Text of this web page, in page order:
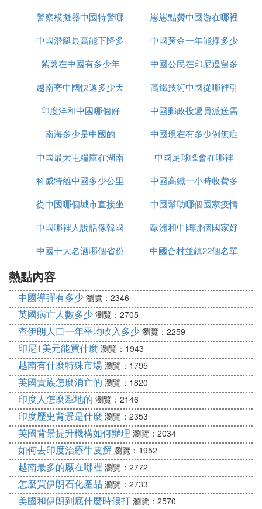
疫效率；四是綜合集成交叉技術，加大基礎設施投資
建設力度，保障了抗疫的應急之需；五是發達的交通
網路體系，為抗疫勝利提供了強有力的交通運輸保
障，全國大量的抗疫和民生保障物資快速運達疫區，
保障了抗疫物資和重要民生商品供應，穩定了社會秩
極配合並遵守政府制定的各種防疫措施，提高了抗疫
效率，降低了各種治理成本。在疫情最嚴重的時期，
廣大醫務人員不顧個人安危，英勇奮戰，體現了醫者
仁心的崇高精神。
第六，守望相助，國際合作。基於人類命運共同體的
理念，中國在取得國內抗擊新冠肺炎疫情階段性勝利
日，中國已同153個國家舉行83場衛生專家視頻會
議，中國政府和民間已經或正在向140多個國家和國
際組織提供多批急需的醫療物資援助，已有60多個國
家、地區和國際組織同中方出口商簽署防疫物資商業
采購協議；中國已向伊朗、伊拉克、義大利、塞爾維
亞和柬埔寨等國家派出多批醫療專家組，同時正在籌
備向其他受疫情影響的國家派遣專家組；中國政府向
世界衛生組織捐款2000萬美元，支持世界衛生組織開
展抗擊新冠肺炎疫情國際合作，幫助發展中國家提升
應對疫情的能力，加強公共衛生體系建設。
中國為全球抗擊新冠肺炎疫情作出了重要貢獻中國疫
情防控成效的根本原因是政府與民眾的心在一起，政
府積極的進行防控，人們也十分配合政府的防控計
劃，合作法上下一條心，所以才能將疫情控制的非常
有成效
『貳』 世界衛生組織與中國的關系
警察模擬器中國特警哪
裡下載
崽崽點贊中國游在哪裡
中國潛艇最高能下降多
少米
中國黃金一年能掙多少
錢
紫薯在中國有多少年
中國公民在印尼逗留多
久
越南寄中國快遞多少天
高鐵技術中國從哪裡引
進
印度洋和中國哪個好
中國郵政投遞員派送需
要多久
南海多少是中國的
中國現在有多少例無症
狀感染者
中國最大屯糧庫在湖南
哪裡
中國足球峰會在哪裡
科威特離中國多少公里
中國高鐵一小時收費多
少
從中國哪個城市直接坐
大巴去越南
中國幫助哪個國家疫情
中國哪裡人說話像韓國
話
歐洲和中國哪個國家好
玩
中國十大名酒哪個省份
中國合村並鎮22個名單
熱點內容
中國導彈有多少 瀏覽：2346
英國病亡人數多少 瀏覽：2705
查伊朗人口一年平均收入多少 瀏覽：2259
印尼1美元能買什麼 瀏覽：1943
越南有什麼特殊市場 瀏覽：1795
英國貴族怎麼消亡的 瀏覽：1820
印度人怎麼犁地的 瀏覽：2146
印度歷史背景是什麼 瀏覽：2353
英國背景提升機構如何辦理 瀏覽：2034
如何去印度治療牛皮癬 瀏覽：1952
越南最多的廠在哪裡 瀏覽：2772
怎麼買伊朗石化產品 瀏覽：2733
美國和伊朗到底什麼時候打 瀏覽：2570